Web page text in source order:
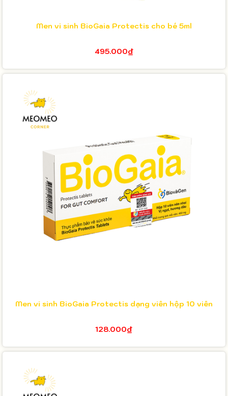
Men vi sinh BioGaia Protectis cho bé 5ml
495.000₫
Men vi sinh BioGaia Protectis dạng viên hộp 10 viên
128.000₫